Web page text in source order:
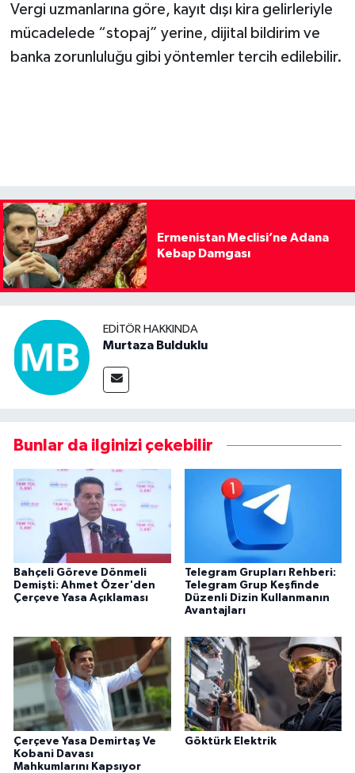
Vergi uzmanlarına göre, kayıt dışı kira gelirleriyle
mücadelede “stopaj” yerine, dijital bildirim ve
banka zorunluluğu gibi yöntemler tercih edilebilir.
Ermenistan Meclisi’ne Adana
Kebap Damgası
EDITÖR HAKKINDA
Murtaza Bulduklu
Bunlar da ilginizi çekebilir
Bahçeli Göreve Dönmeli
Demişti: Ahmet Özer'den
Çerçeve Yasa Açıklaması
Telegram Grupları Rehberi:
Telegram Grup Keşfinde
Düzenli Dizin Kullanmanın
Avantajları
Çerçeve Yasa Demirtaş Ve
Kobani Davası
Mahkumlarını Kapsıyor
Göktürk Elektrik